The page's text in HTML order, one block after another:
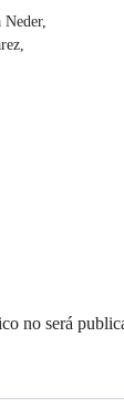
no será